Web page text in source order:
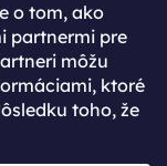
o tom, ako
partnermi pre
môžu
ktoré
toho, že